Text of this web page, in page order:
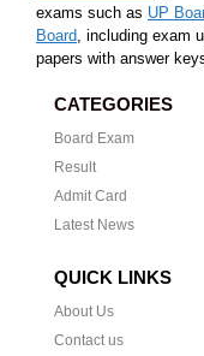
exams such as UP
Board , including exam
papers with answer
CATEGORIES
Board Exam
Result
Admit Card
Latest News
QUICK LINKS
About Us
Contact us